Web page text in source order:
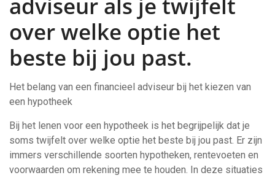
adviseur als je twijfelt
over welke optie het
beste bij jou past.
Het belang van een financieel adviseur bij het kiezen van
een hypotheek
Bij het lenen voor een hypotheek is het begrijpelijk dat je
soms twijfelt over welke optie het beste bij jou past. Er zijn
immers verschillende soorten hypotheken, rentevoeten en
voorwaarden om rekening mee te houden. In deze situaties